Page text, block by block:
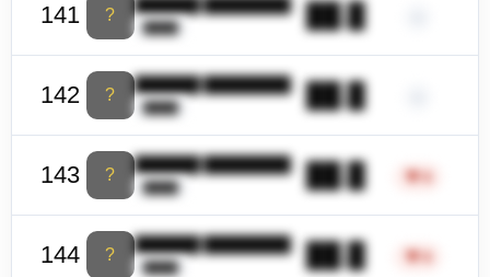
141 ?
██████ ████████
████ ██.█
142 ?
██████ ████████
████ ██.█
143 ?
██████ ████████
████ ██.█ ▼
144 ?
██████ ████████
████ ██.█ ▼